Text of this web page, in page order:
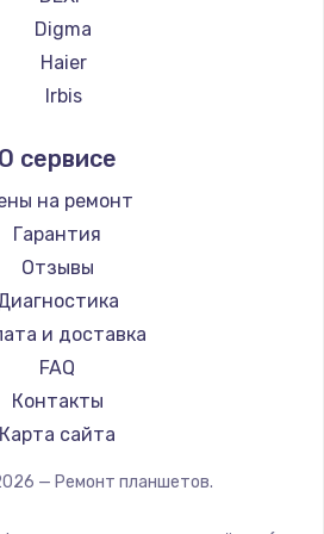
электроконфорки
1300 руб.
Заказать
/ демонтаж
1300 руб.
Заказать
1400 руб.
Digma
Haier
Irbis
Microsoft
BlackView
Amazon
Aquarius
Philips
Dell
HP
Getac
ZTE
О сервисе
на ремонт
Гарантия
Отзывы
и доставка
FAQ
Контакты
Карта сайта
— Ремонт планшетов.